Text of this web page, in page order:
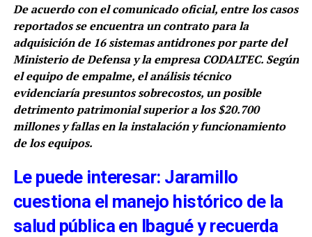
De acuerdo con el comunicado oficial, entre los casos
reportados se encuentra un contrato para la
adquisición de 16 sistemas antidrones por parte del
Ministerio de Defensa y la empresa CODALTEC. Según
el equipo de empalme, el análisis técnico
evidenciaría presuntos sobrecostos, un posible
detrimento patrimonial superior a los $20.700
millones y fallas en la instalación y funcionamiento
de los equipos.
Le puede interesar: Jaramillo
cuestiona el manejo histórico de la
salud pública en Ibagué y recuerda